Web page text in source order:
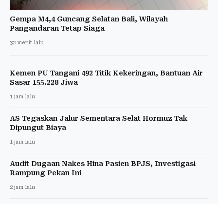
Gempa M4,4 Guncang Selatan Bali, Wilayah
Pangandaran Tetap Siaga
32 menit lalu
Kemen PU Tangani 492 Titik Kekeringan, Bantuan Air
Sasar 155.228 Jiwa
1 jam lalu
AS Tegaskan Jalur Sementara Selat Hormuz Tak
Dipungut Biaya
1 jam lalu
Audit Dugaan Nakes Hina Pasien BPJS, Investigasi
Rampung Pekan Ini
2 jam lalu